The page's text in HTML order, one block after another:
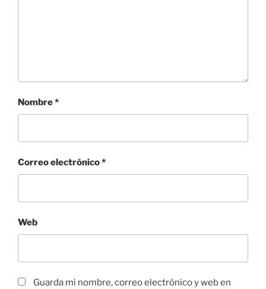
Nombre*
Correo electrónico*
Web
Guarda mi nombre, correo electrónico y web en